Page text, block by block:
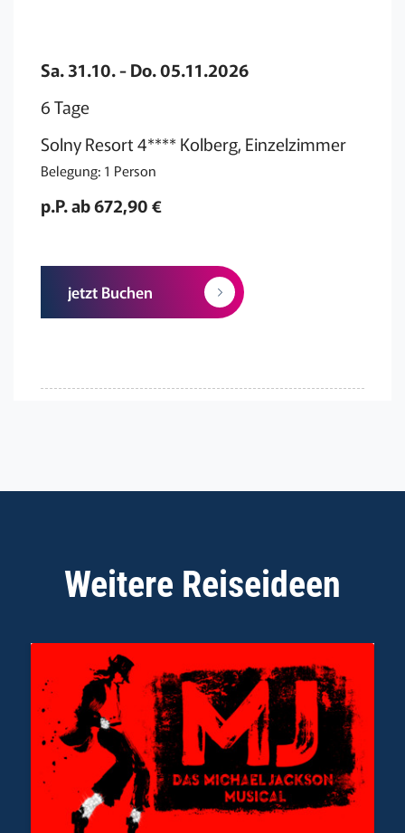
Sa. 31.10. - Do. 05.11.2026
6 Tage
Solny Resort 4**** Kolberg, Einzelzimmer
Belegung: 1 Person
p.P. ab 672,90 €
jetzt Buchen
Weitere Reiseideen